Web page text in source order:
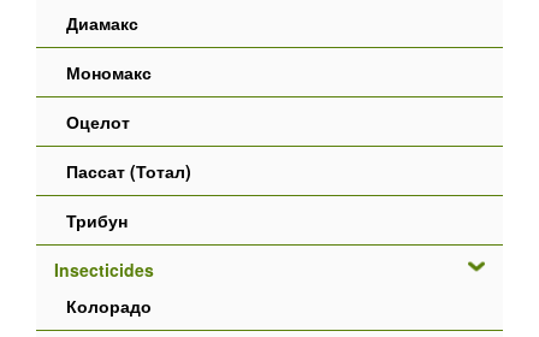
Диамакс
Мономакс
Оцелот
Пассат (Тотал)
Трибун
Insecticides
Колорадо